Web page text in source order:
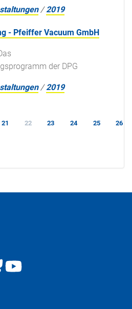
/2019
- Pfeiffer Vacuum GmbH
der DPG
/2019
21 22 23 24 25 26